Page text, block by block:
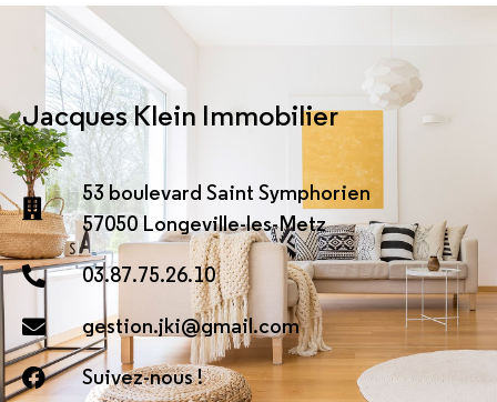
Jacques Klein Immobilier
53 boulevard Saint Symphorien
57050 Longeville-les-Metz
03.87.75.26.10
gestion.jki@gmail.com
Suivez-nous !